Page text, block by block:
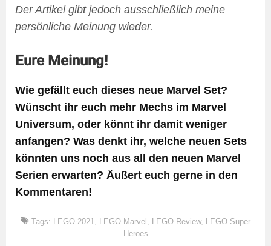
Der Artikel gibt jedoch ausschließlich meine
persönliche Meinung wieder.
Eure Meinung!
Wie gefällt euch dieses neue Marvel Set?
Wünscht ihr euch mehr Mechs im Marvel
Universum, oder könnt ihr damit weniger
anfangen? Was denkt ihr, welche neuen Sets
könnten uns noch aus all den neuen Marvel
Serien erwarten? Äußert euch gerne in den
Kommentaren!
Tags: LEGO 2021 LEGO Marvel LEGO Review, LEGO Super
Heroes